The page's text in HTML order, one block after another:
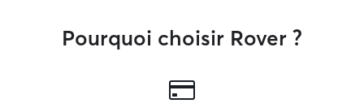
Pourquoi choisir Rover ?